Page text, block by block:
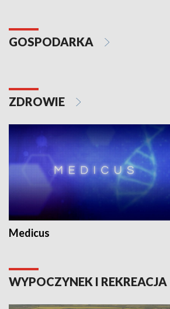
GOSPODARKA
ZDROWIE
Medicus
WYPOCZYNEK I REKREACJA